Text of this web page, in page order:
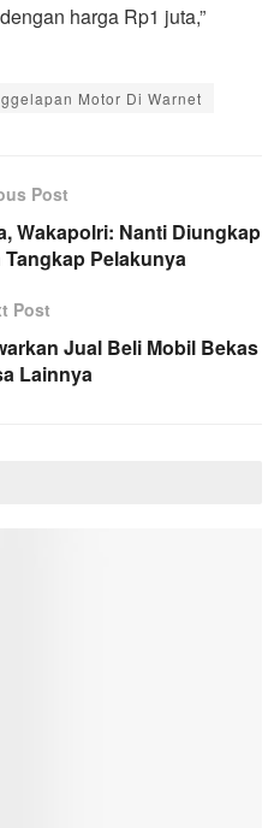
harga Rp1 juta,”
Motor Di Warnet
Post
Wakapolri: Nanti Diungkap
Pelakunya
Post
Jual Beli Mobil Bekas
Lainnya